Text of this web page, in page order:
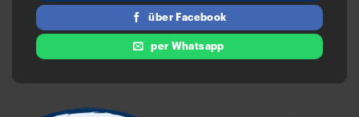
auf
Produktseite
über Facebook
per Whatsapp